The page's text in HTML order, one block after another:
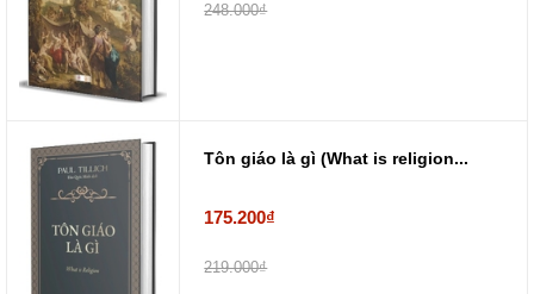
248.000₫
Tôn giáo là gì (What is religion...
175.200₫
219.000₫